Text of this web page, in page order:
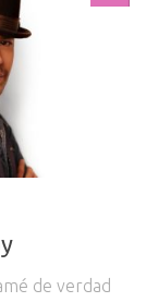
de verdad